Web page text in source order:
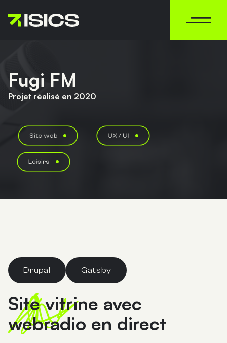
MENU
Fugi FM
Projet réalisé en 2020
Site web UX / UI
Loisirs
Drupal Gatsby
Site vitrine avec
webradio en direct